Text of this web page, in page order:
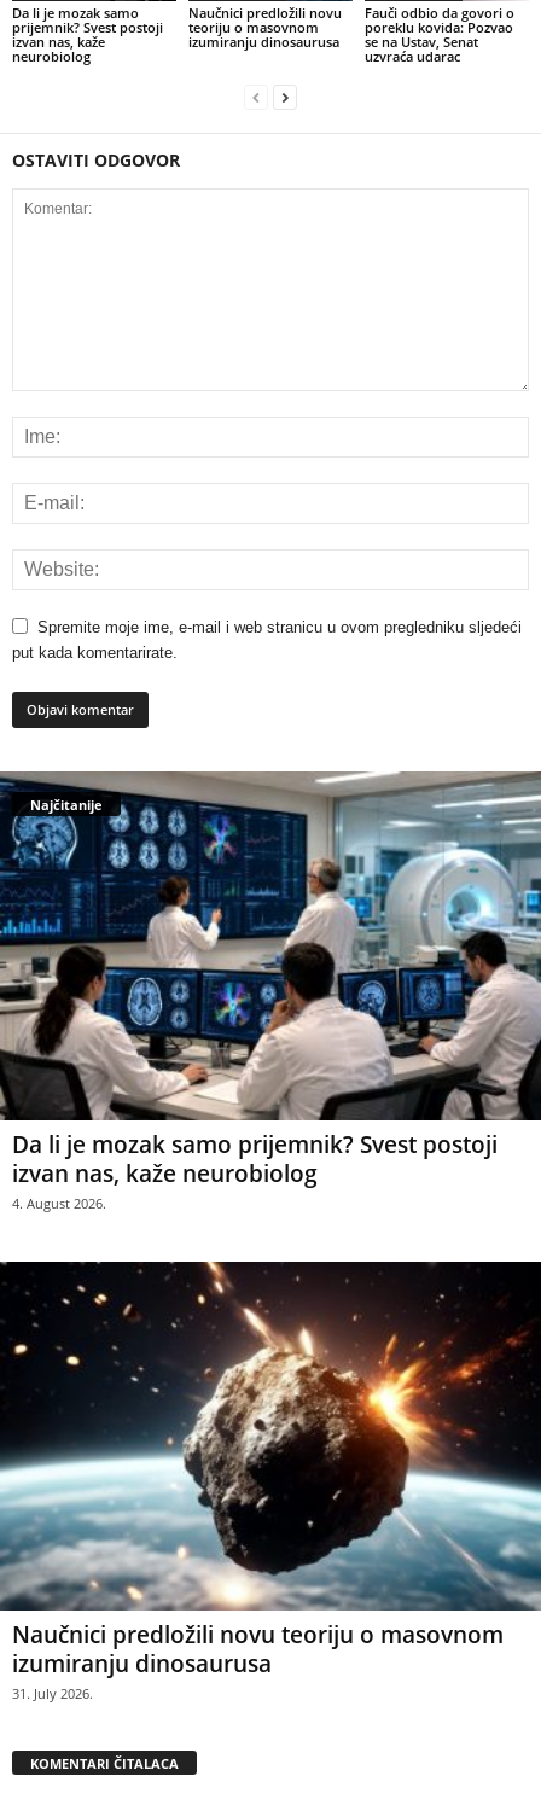
Da li je mozak samo
prijemnik? Svest postoji
izvan nas, kaže
neurobiolog
Naučnici predložili novu
teoriju o masovnom
izumiranju dinosaurusa
Fauči odbio da govori o
poreklu kovida: Pozvao
se na Ustav, Senat
uzvraća udarac
OSTAVITI ODGOVOR
Spremite moje ime, e-mail i web stranicu u ovom pregledniku sljedeći
put kada komentarirate.
Najčitanije
Da li je mozak samo prijemnik? Svest postoji
izvan nas, kaže neurobiolog
4. August 2026.
Naučnici predložili novu teoriju o masovnom
izumiranju dinosaurusa
31. July 2026.
KOMENTARI ČITALACA